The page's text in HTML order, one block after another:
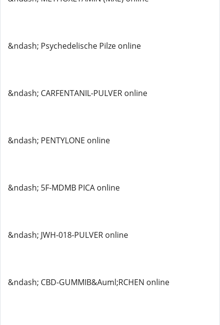
&ndash; Psychedelische Pilze online
&ndash; CARFENTANIL-PULVER online
&ndash; PENTYLONE online
&ndash; 5F-MDMB PICA online
&ndash; JWH-018-PULVER online
&ndash; CBD-GUMMIB&Auml;RCHEN online